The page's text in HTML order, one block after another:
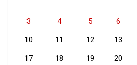
3 4 5 6
10 11 12 13
17 18 19 20